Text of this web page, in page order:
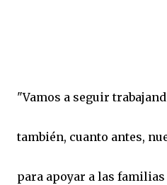
"Vamos a seguir
también, cuanto antes,
para apoyar a las